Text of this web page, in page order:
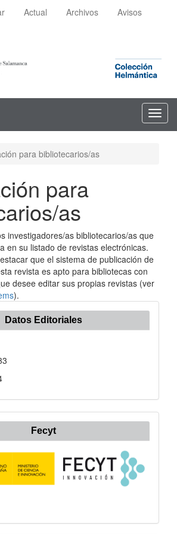
Actual Archivos
Avisos
para bibliotecarios/as
para
as
investigadores/as bibliotecarios/as que
en su listado de revistas electrónicas.
que el sistema de publicación de
revista es apto para bibliotecas con
desee editar sus propias revistas (ver
).
Datos Editoriales
Fecyt